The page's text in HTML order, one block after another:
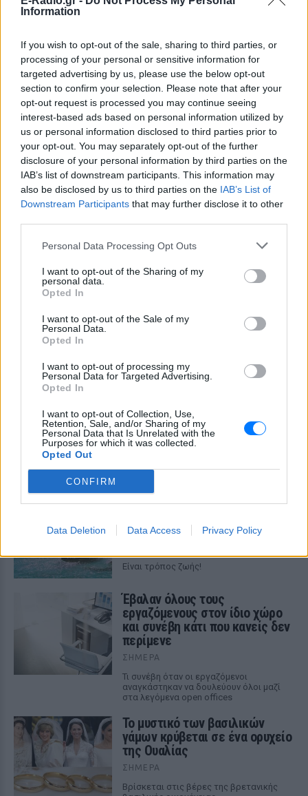
Information
If you wish to opt-out of the sale, sharing to third parties, or
processing of your personal or sensitive information for
targeted advertising by us, please use the below opt-out
section to confirm your selection. Please note that after your
opt-out request is processed you may continue seeing
interest-based ads based on personal information utilized by
us or personal information disclosed to third parties prior to
your opt-out. You may separately opt-out of the further
disclosure of your personal information by third parties on the
IAB’s list of downstream participants. This information may
also be disclosed by us to third parties on the IAB’s List of
Downstream Participants that may further disclose it to other
Personal Data Processing Opt Outs
I want to opt-out of the Sharing of my
personal data.
Opted In
I want to opt-out of the Sale of my
Personal Data.
Opted In
I want to opt-out of processing my
Personal Data for Targeted Advertising.
Opted In
I want to opt-out of Collection, Use,
Retention, Sale, and/or Sharing of my
Personal Data that Is Unrelated with the
Purposes for which it was collected.
Opted Out
CONFIRM
Data Deletion Data Access Privacy Policy
και ότι σου κάνει κλικ!
Ακολουθήστε το E-Radio.gr και στο Instagram
ΔΙΑΦΗΜΙΣΗ
ΔΕΙΤΕ ΕΠΙΣΗΣ
ΣΤΗΝ ΙΔΙΑ ΚΑΤΗΓΟΡΙΑ
Η παράξενη ελευθερία: Σε αυτή
δεν θεωρείται πρόκληση
Είναι τρόπος ζωής!
Έβαλαν όλους τους
εργαζόμενους στον ίδιο χώρο
και συνέβη κάτι που κανείς δεν
περίμενε
ΣΉΜΕΡΑ
Τι συνέβη όταν οι εργαζόμενοι
αναγκάστηκαν να δουλεύουν όλοι μαζί
στα λεγόμενα open offices
Το μυστικό των βασιλικών
γάμων κρύβεται σε ένα ορυχείο
της Ουαλίας
ΣΉΜΕΡΑ
Βρίσκεται στις βέρες της βρετανικής